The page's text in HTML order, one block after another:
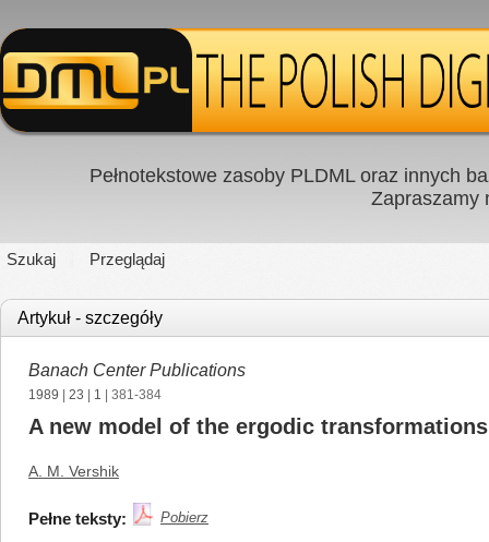
Pełnotekstowe zasoby PLDML oraz innych
Zapraszamy
Szukaj Przeglądaj
Artykuł - szczegóły
Banach Center Publications
1989 23 1 | 381-384
A new model of the ergodic transformations
A. M. Vershik
Pełne teksty: Pobierz